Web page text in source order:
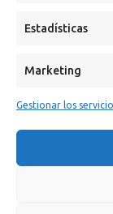
Estadísticas
Marketing
Gestionar los